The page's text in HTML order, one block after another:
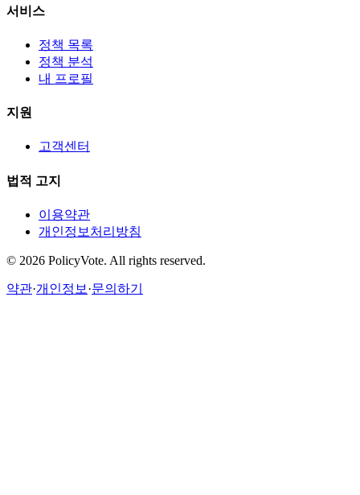
서비스
정책 목록
정책 분석
내 프로필
지원
고객센터
법적 고지
이용약관
개인정보처리방침
© 2026 PolicyVote. All rights reserved.
약관·개인정보 ·문의하기